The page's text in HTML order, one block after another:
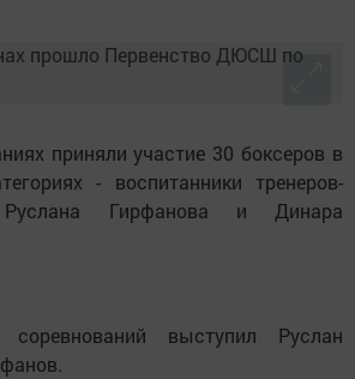
приняли участие 30 боксеров в
- воспитанники тренеров-
Руслана Гирфанова и Динара
выступил Руслан